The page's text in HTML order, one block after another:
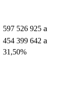
597 526 925 a
454 399 642 a
31,50%